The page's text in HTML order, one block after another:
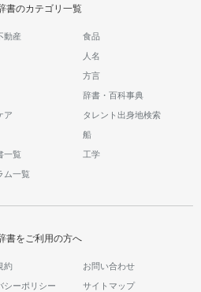
書のカテゴリ一覧
動産 食品
人名
方言
辞書・百科事典
ア タレント出身地検索
船
一覧 工学
ム一覧
書をご利用の方へ
約 お問い合わせ
シーポリシー サイトマップ